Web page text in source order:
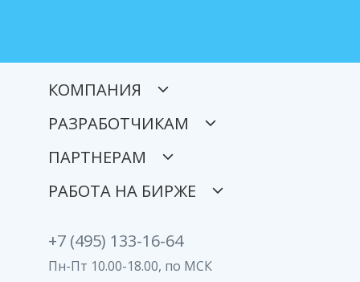
КОМПАНИЯ
РАЗРАБОТЧИКАМ
ПАРТНЕРАМ
РАБОТА НА БИРЖЕ
+7 (495) 133-16-64
Пн-Пт 10.00-18.00, по МСК